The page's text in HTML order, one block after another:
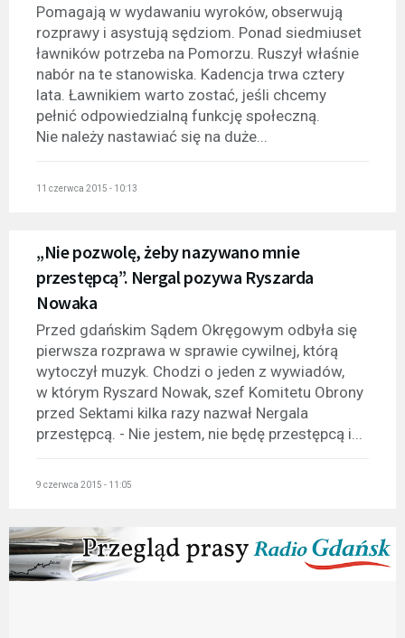
Pomagają w wydawaniu wyroków, obserwują
rozprawy i asystują sędziom. Ponad siedmiuset
ławników potrzeba na Pomorzu. Ruszył właśnie
nabór na te stanowiska. Kadencja trwa cztery
lata. Ławnikiem warto zostać, jeśli chcemy
pełnić odpowiedzialną funkcję społeczną.
Nie należy nastawiać się na duże...
11 czerwca 2015 - 10:13
„Nie pozwolę, żeby nazywano mnie
przestępcą”. Nergal pozywa Ryszarda
Nowaka
Przed gdańskim Sądem Okręgowym odbyła się
pierwsza rozprawa w sprawie cywilnej, którą
wytoczył muzyk. Chodzi o jeden z wywiadów,
w którym Ryszard Nowak, szef Komitetu Obrony
przed Sektami kilka razy nazwał Nergala
przestępcą. - Nie jestem, nie będę przestępcą i...
9 czerwca 2015 - 11:05